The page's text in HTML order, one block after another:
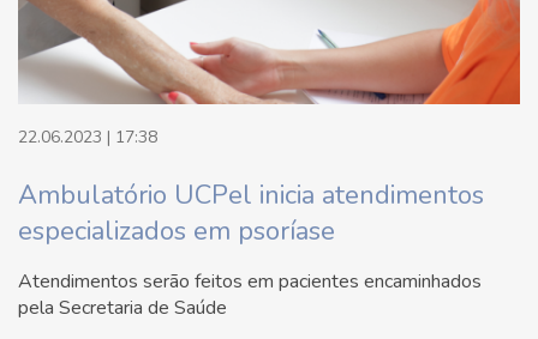
22.06.2023 | 17:38
Ambulatório UCPel inicia atendimentos
especializados em psoríase
Atendimentos serão feitos em pacientes encaminhados
pela Secretaria de Saúde